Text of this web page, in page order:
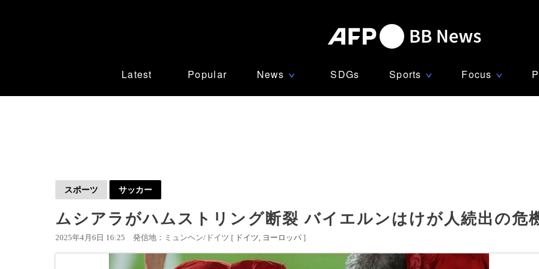
Latest Popular News ∨ SDGs Sports ∨ Focus ∨
スポーツ サッカー
ムシアラがハムストリング断裂 バイエルンはけが人続出の危
2025年4月6日 16:25 発信地：ミュンヘン/ドイツ [ ドイツ ヨーロッパ ]